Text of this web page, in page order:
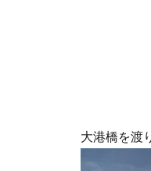
大港橋を渡